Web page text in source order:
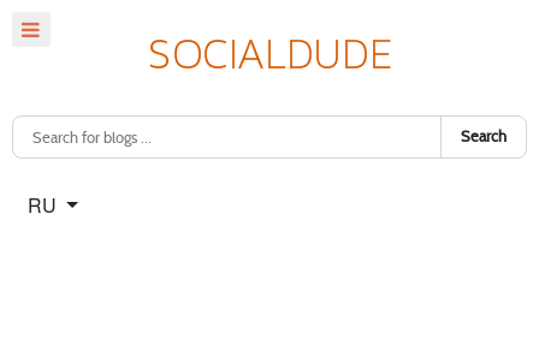
Search
Select your language
RU